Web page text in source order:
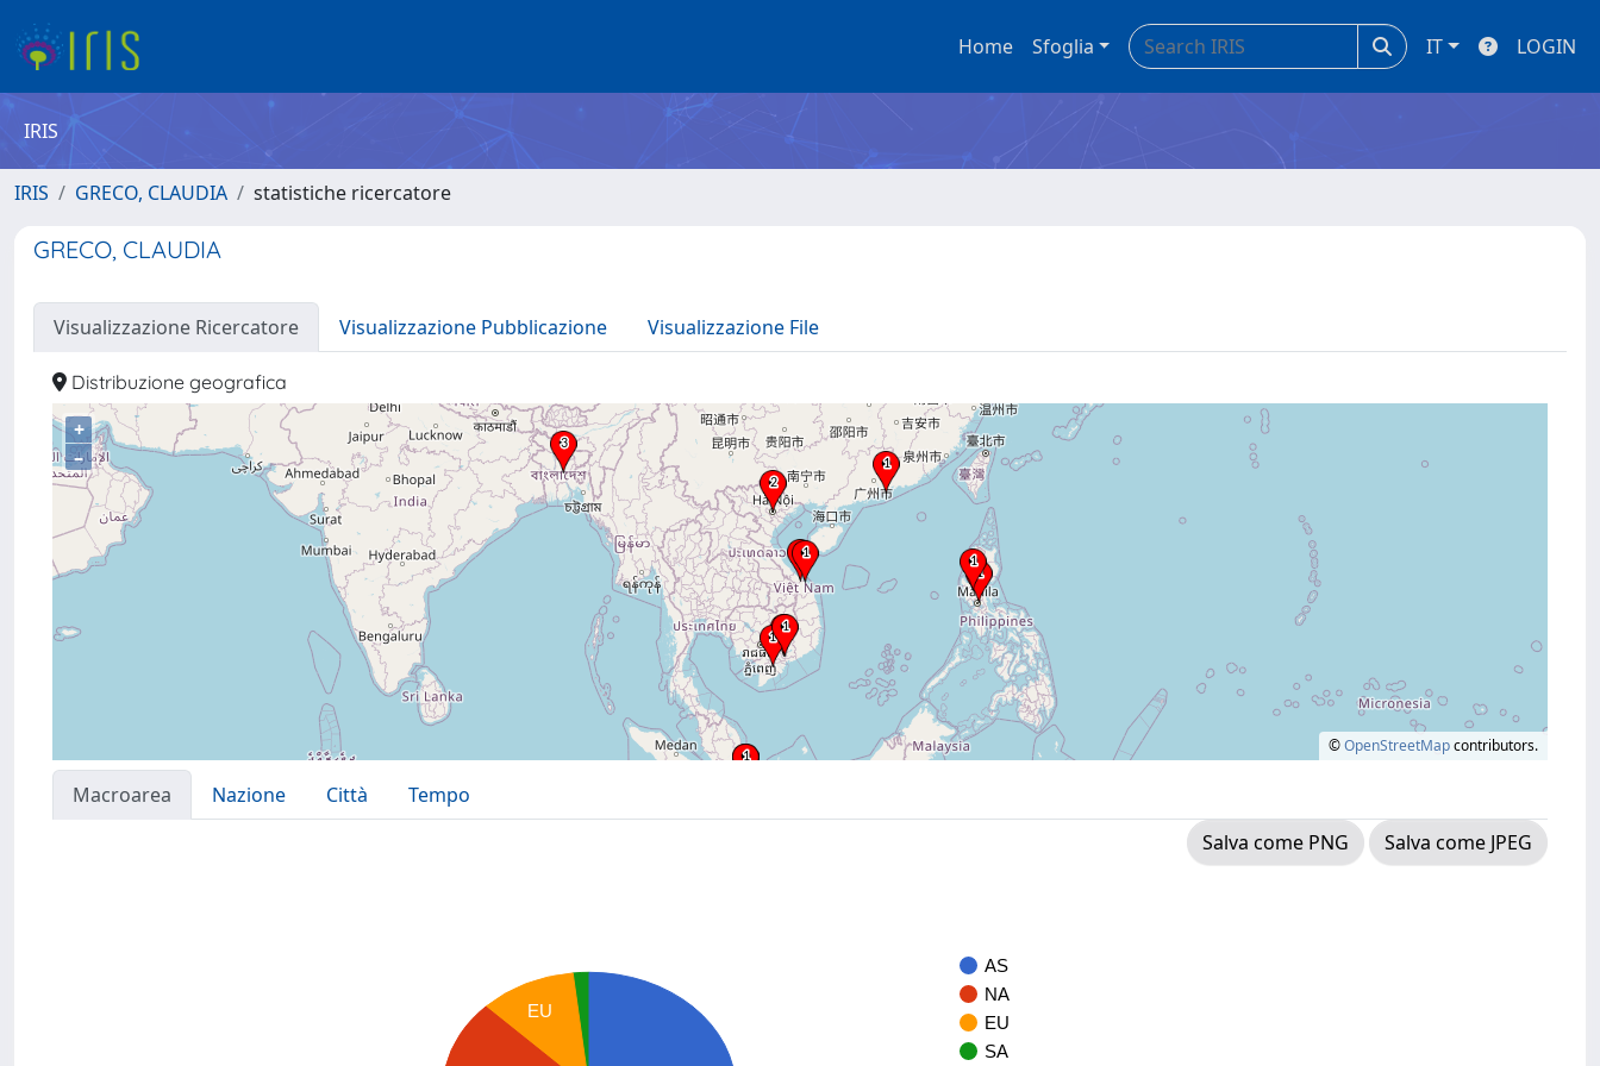
Home Sfoglia IT LOGIN
IRIS
IRIS GRECO, CLAUDIA statistiche ricercatore
GRECO, CLAUDIA
Visualizzazione Ricercatore Visualizzazione Pubblicazione Visualizzazione File
Distribuzione geografica
+
–
©OpenStreetMapcontributors.
Macroarea Nazione Città
Tempo
Salva come PNG
Salva come JPEG
AS
NA
EU
SA
EU